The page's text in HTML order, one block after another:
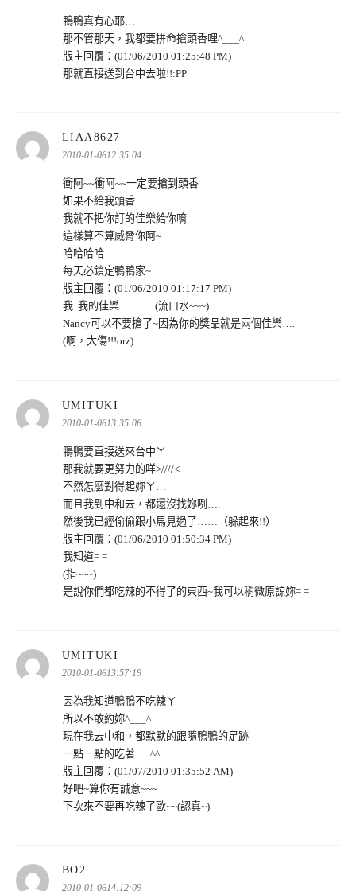
鴨鴨真有心耶…
那不管那天，我都要拼命搶頭香哩^___^
版主回覆：(01/06/2010 01:25:48 PM)
那就直接送到台中去啦!!:PP
LIAA8627
示:
2010-01-0612:35:04
衝阿~~衝阿~~一定要搶到頭香
如果不給我頭香
我就不把你訂的佳樂給你唷
這樣算不算威脅你阿~
哈哈哈哈
每天必鎖定鴨鴨家~
版主回覆：(01/06/2010 01:17:17 PM)
我..我的佳樂………..(流口水~~~)
Nancy可以不要搶了~因為你的獎品就是兩個佳樂….
(啊，大傷!!!orz)
UMITUKI
示:
2010-01-0613:35:06
鴨鴨要直接送來台中ㄚ
那我就要更努力的咩>////<
不然怎麼對得起妳ㄚ…
而且我到中和去，都還沒找妳咧….
然後我已經偷偷跟小馬見過了……（躲起來!!）
版主回覆：(01/06/2010 01:50:34 PM)
我知道= =
(指~~~)
是說你們都吃辣的不得了的東西~我可以稍微原諒妳= =
UMITUKI
示:
2010-01-0613:57:19
因為我知道鴨鴨不吃辣ㄚ
所以不敢約妳^___^
現在我去中和，都默默的跟隨鴨鴨的足跡
一點一點的吃著…..^^
版主回覆：(01/07/2010 01:35:52 AM)
好吧~算你有誠意~~~
下次來不要再吃辣了歐~~(認真~)
BO2
示:
2010-01-0614:12:09